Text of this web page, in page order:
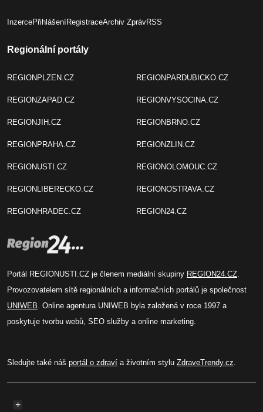
InzercePřihlášeníRegistraceArchiv ZprávRSS
Regionální portály
REGIONPLZEN.CZ
REGIONZAPAD.CZ
REGIONJIH.CZ
REGIONPRAHA.CZ
REGIONUSTI.CZ
REGIONLIBERECKO.CZ
REGIONHRADEC.CZ
REGIONPARDUBICKO.CZ
REGIONVYSOCINA.CZ
REGIONBRNO.CZ
REGIONZLIN.CZ
REGIONOLOMOUC.CZ
REGIONOSTRAVA.CZ
REGION24.CZ
Portál REGIONUSTI.CZ je členem mediální skupiny REGION24.CZ.
Provozovatelem sítě regionálních a informačních portálů je společnost
UNIWEB. Online agentura UNIWEB byla založená v roce 1997 a
poskytuje tvorbu webů, SEO služby a online marketing.
Sledujte také náš portál o zdraví a životním stylu ZdraveTrendy.cz.
+